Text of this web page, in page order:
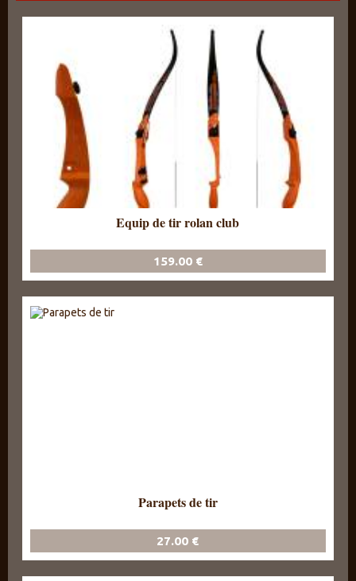
Equip de tir rolan club
159.00 €
Parapets de tir
27.00 €